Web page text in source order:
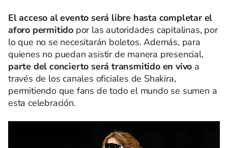
El acceso al evento será libre hasta completar el
aforo permitido por las autoridades capitalinas, por
lo que no se necesitarán boletos. Además, para
quienes no puedan asistir de manera presencial,
parte del concierto será transmitido en vivo a
través de los canales oficiales de Shakira,
permitiendo que fans de todo el mundo se sumen a
esta celebración.